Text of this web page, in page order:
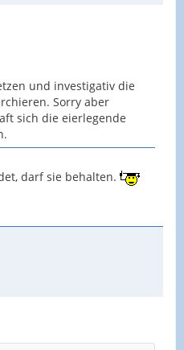
und investigativ die
Sorry aber
sich die eierlegende
darf sie behalten.